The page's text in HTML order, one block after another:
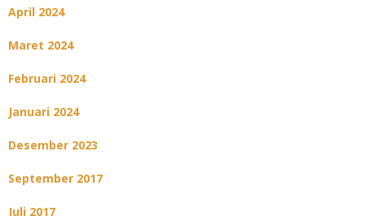
April 2024
Maret 2024
Februari 2024
Januari 2024
Desember 2023
September 2017
Juli 2017